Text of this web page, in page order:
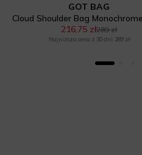
GOT BAG
Cloud Shoulder Bag
216,75 zł289 zł
Najniższa cena z 30 dni: 289 zł